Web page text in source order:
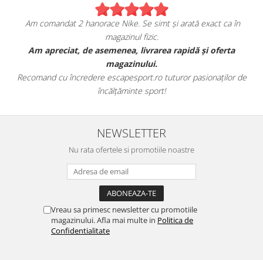
Am comandat 2 hanorace Nike. Se simt și arată exact ca în
magazinul fizic.
Am apreciat, de asemenea, livrarea rapidă și oferta
magazinului.
Recomand cu încredere escapesport.ro tuturor pasionaților de
încălțăminte sport!
NEWSLETTER
Nu rata ofertele si promotiile noastre
Vreau sa primesc newsletter cu promotiile
magazinului. Afla mai multe in Politica de
Confidentialitate